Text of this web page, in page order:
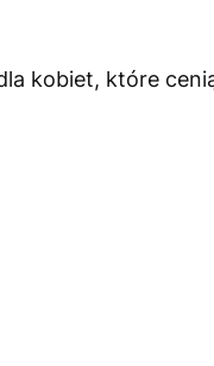
kobiet, które